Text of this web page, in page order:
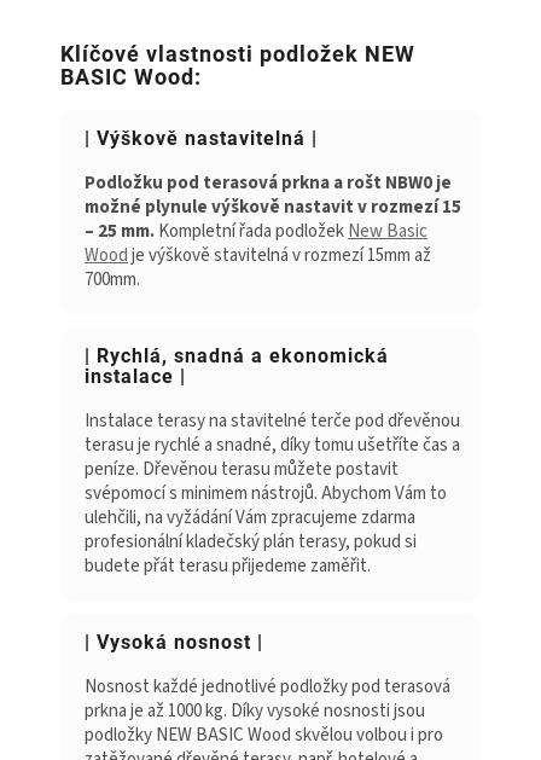
Klíčové vlastnosti podložek NEW
BASIC Wood:
| Výškově nastavitelná |
Podložku pod terasová prkna a rošt NBW0 je
možné plynule výškově nastavit v rozmezí 15
– 25 mm.Kompletní řada podložekNew Basic
Woodje výškově stavitelná v rozmezí 15mm až
700mm.
| Rychlá, snadná a ekonomická
instalace |
Instalace terasy na stavitelné terče pod dřevěnou
terasu je rychlé a snadné, díky tomu ušetříte čas a
peníze. Dřevěnou terasu můžete postavit
svépomocí s minimem nástrojů. Abychom Vám to
ulehčili, na vyžádání Vám zpracujeme zdarma
profesionální kladečský plán terasy, pokud si
budete přát terasu přijedeme zaměřit.
| Vysoká nosnost |
Nosnost každé jednotlivé podložky pod terasová
prkna je až 1000 kg. Díky vysoké nosnosti jsou
podložky NEW BASIC Wood skvělou volbou i pro